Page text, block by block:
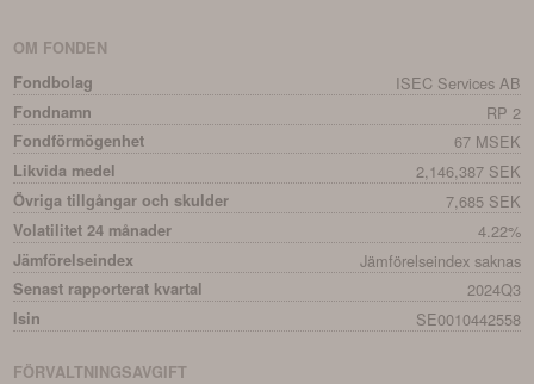
OM FONDEN
Fondbolag
ISEC Services AB
Fondnamn RP 2
Fondförmögenhet 67 MSEK
Likvida medel 2,146,387 SEK
Övriga tillgångar och skulder 7,685 SEK
Volatilitet 24 månader 4.22%
Jämförelseindex Jämförelseindex saknas
Senast rapporterat kvartal 2024Q3
Isin SE0010442558
FÖRVALTNINGSAVGIFT